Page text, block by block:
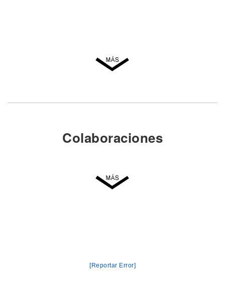
Colaboraciones
[Reportar Error]